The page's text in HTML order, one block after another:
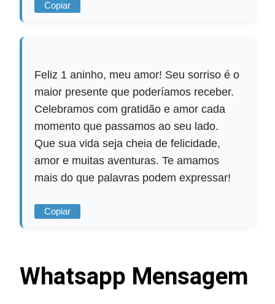
Copiar
Feliz 1 aninho, meu amor! Seu sorriso é o
maior presente que poderíamos receber.
Celebramos com gratidão e amor cada
momento que passamos ao seu lado.
Que sua vida seja cheia de felicidade,
amor e muitas aventuras. Te amamos
mais do que palavras podem expressar!
Copiar
Whatsapp Mensagem